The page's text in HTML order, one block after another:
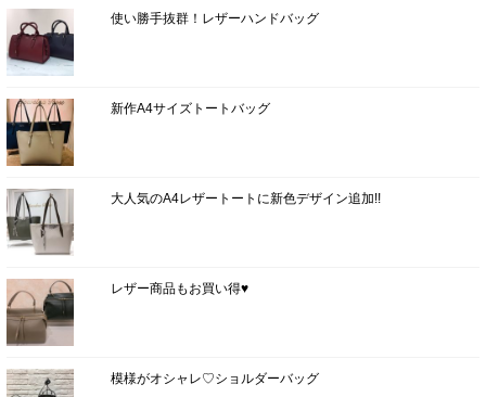
使い勝手抜群！レザーハンドバッグ
新作A4サイズトートバッグ
大人気のA4レザートートに新色デザイン追加!!
レザー商品もお買い得♥
模様がオシャレ♡ショルダーバッグ